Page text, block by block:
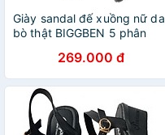
Giày sandal đế xuồng nữ da
bò thật BIGGBEN 5 phân
269.000 đ